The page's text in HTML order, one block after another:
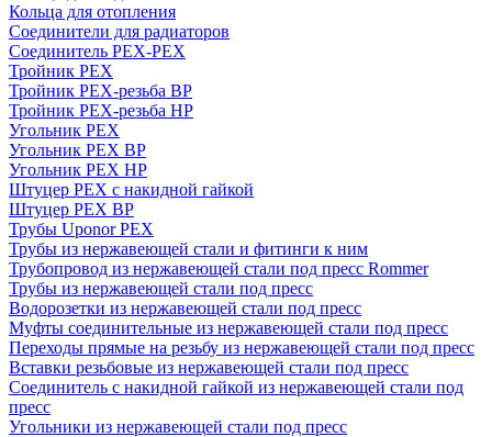
Кольца для отопления
Соединители для радиаторов
Соединитель PEX-PEX
Тройник PEX
Тройник PEX-резьба ВР
Тройник PEX-резьба НР
Угольник PEX
Угольник PEX ВР
Угольник PEX НР
Штуцер PEX c накидной гайкой
Штуцер PEX ВР
Трубы Uponor PEX
Трубы из нержавеющей стали и фитинги к ним
Трубопровод из нержавеющей стали под пресс Rommer
Трубы из нержавеющей стали под пресс
Водорозетки из нержавеющей стали под пресс
Муфты соединительные из нержавеющей стали под пресс
Переходы прямые на резьбу из нержавеющей стали под пресс
Вставки резьбовые из нержавеющей стали под пресс
Соединитель с накидной гайкой из нержавеющей стали под
пресс
Угольники из нержавеющей стали под пресс